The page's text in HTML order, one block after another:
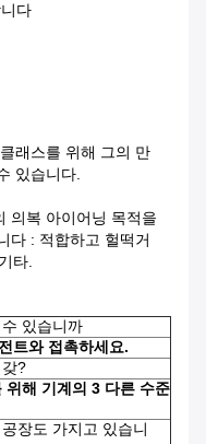
다
래스를 위해 그의 만
있습니다.
의복 아이어닝 목적을
다 : 적합하고 헐떡거
타.
있습니까
트와 접촉하세요.
?
위해 기계의 3 다른 수준
장도 가지고 있습니